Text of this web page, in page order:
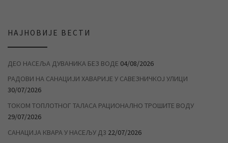
НАЈНОВИЈЕ ВЕСТИ
ДЕО НАСЕЉА ДУВАНИКА БЕЗ ВОДЕ 04/08/2026
РАДОВИ НА САНАЦИЈИ ХАВАРИЈЕ У САВЕЗНИЧКОЈ УЛИЦИ
30/07/2026
ТОКОМ ТОПЛОТНОГ ТАЛАСА РАЦИОНАЛНО ТРОШИТЕ ВОДУ
29/07/2026
САНАЦИЈА КВАРА У НАСЕЉУ Д3 22/07/2026